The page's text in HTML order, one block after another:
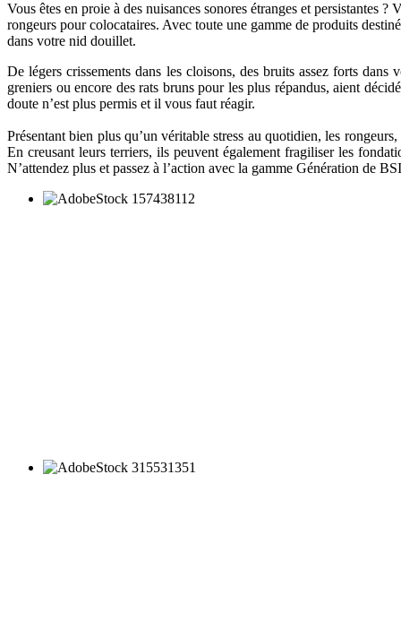
Vous êtes en proie à des nuisances sonores étranges et persistantes
rongeurs pour colocataires. Avec toute une gamme de produits
dans votre nid douillet.
De légers crissements dans les cloisons, des bruits assez forts
greniers ou encore des rats bruns pour les plus répandus, aient
doute n’est plus permis et il vous faut réagir.
Présentant bien plus qu’un véritable stress au quotidien, les
En creusant leurs terriers, ils peuvent également fragiliser les
N’attendez plus et passez à l’action avec la gamme Génération de